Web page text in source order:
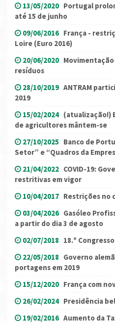
13/05/2020 Portugal
até 15 de junho
09/06/2016 França -
Loire (Euro 2016)
20/06/2020
resíduos
28/10/2019 ANTRAM
2019
15/02/2024 (atualização!)
de agricultores mântem-se
27/10/2025 Banco de
Setor” e “Quadros da
21/04/2022 COVID-19:
restritivas em vigor
10/04/2017 Restrições no
03/04/2026 Gasóleo
a partir do dia 3 de agosto
02/07/2018 18.º
22/05/2018 Governo
portagens em 2019
15/12/2020 França com
26/02/2024 Presidência
19/02/2016 Aumento da